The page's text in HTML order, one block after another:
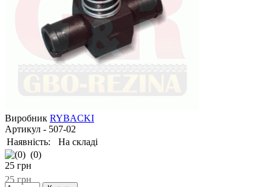
Виробник RYBACKI
Артикул - 507-02
Наявність:
На складі
(0)
25 грн
25грн